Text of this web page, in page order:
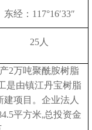
东经： 117°16′33″
25人
2万吨聚酰胺树脂
是由镇江丹宝树脂
项目。企业法人
平方米,总投资金